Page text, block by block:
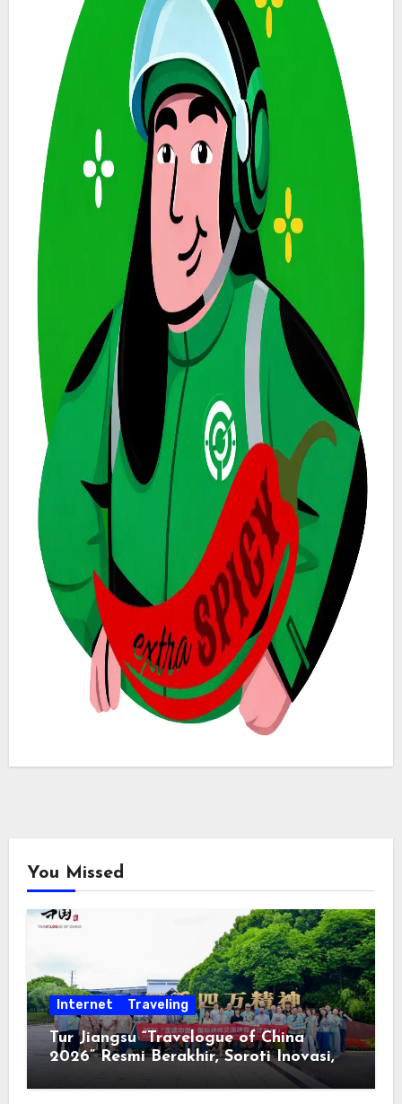
You Missed
Internet Traveling
Tur Jiangsu “Travelogue of China
2026” Resmi Berakhir, Soroti Inovasi,
Keterbukaan, dan Pembangunan
Berorientasi pada Masyarakat